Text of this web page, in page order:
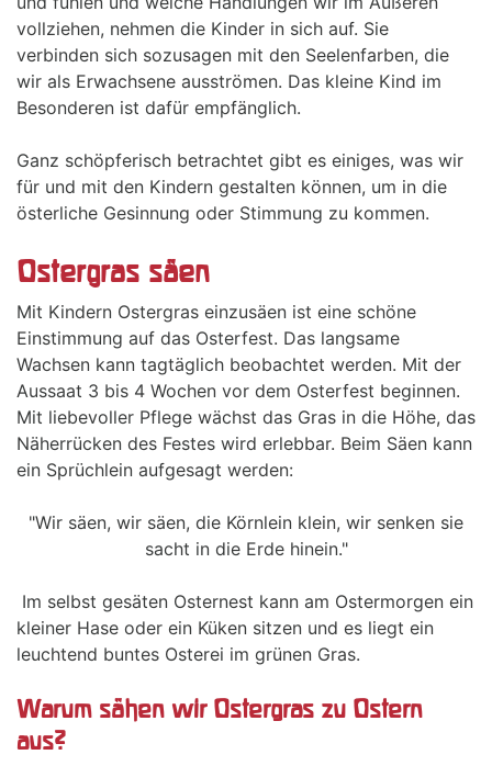
vollziehen, nehmen die Kinder in sich auf. Sie
verbinden sich sozusagen mit den Seelenfarben, die
wir als Erwachsene ausströmen. Das kleine Kind im
Besonderen ist dafür empfänglich.
Ganz schöpferisch betrachtet gibt es einiges, was wir
für und mit den Kindern gestalten können, um in die
österliche Gesinnung oder Stimmung zu kommen.
Ostergras säen
Mit Kindern Ostergras einzusäen ist eine schöne
Einstimmung auf das Osterfest. Das langsame
Wachsen kann tagtäglich beobachtet werden. Mit der
Aussaat 3 bis 4 Wochen vor dem Osterfest beginnen.
Mit liebevoller Pflege wächst das Gras in die Höhe, das
Näherrücken des Festes wird erlebbar. Beim Säen kann
ein Sprüchlein aufgesagt werden:
"Wir säen, wir säen, die Körnlein klein, wir senken sie
sacht in die Erde hinein."
Im selbst gesäten Osternest kann am Ostermorgen ein
kleiner Hase oder ein Küken sitzen und es liegt ein
leuchtend buntes Osterei im grünen Gras.
Warum sähen wir Ostergras zu Ostern
aus?